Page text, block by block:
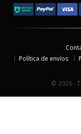
Política de envíos
© 2026 -